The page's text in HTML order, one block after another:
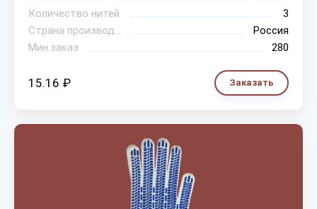
Количество нитей
3
Страна производитель
Россия
Мин.заказ
280
15.16 ₽ Заказать